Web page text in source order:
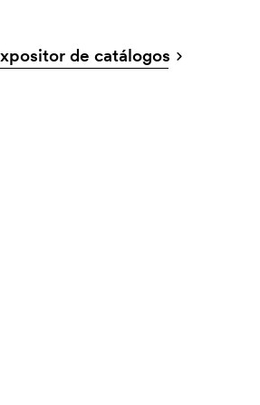
de catálogos